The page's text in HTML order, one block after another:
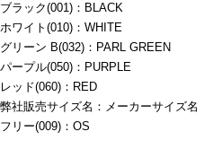
ブラック(001)：BLACK
ホワイト(010)：WHITE
グリーン B(032)：PARL GREEN
パープル(050)：PURPLE
レッド(060)：RED
弊社販売サイズ名：メーカーサイズ名
フリー(009)：OS